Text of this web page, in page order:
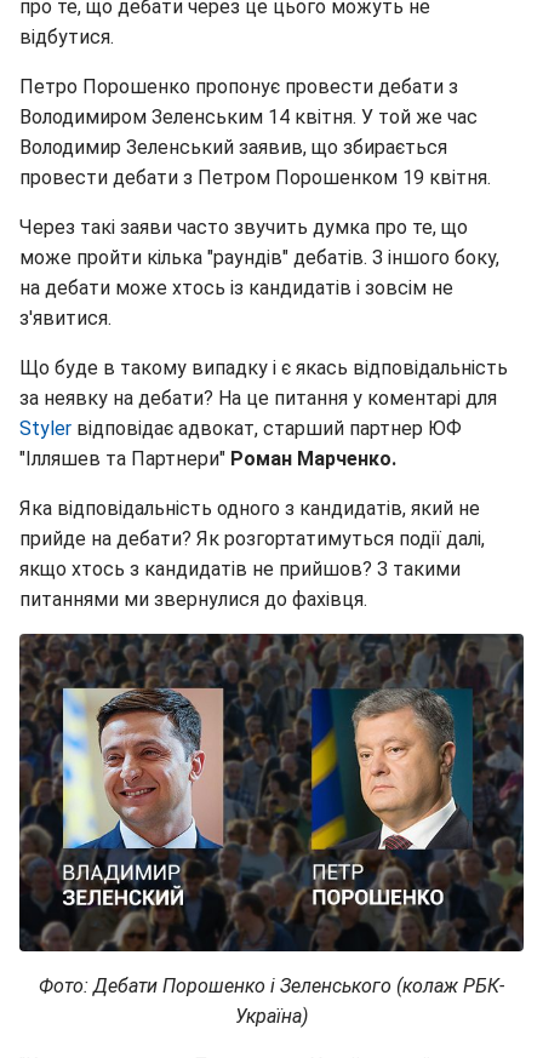
про те, що дебати через це цього можуть не
відбутися.
Петро Порошенко пропонує провести дебати з
Володимиром Зеленським 14 квітня. У той же час
Володимир Зеленський заявив, що збирається
провести дебати з Петром Порошенком 19 квітня.
Через такі заяви часто звучить думка про те, що
може пройти кілька "раундів" дебатів. З іншого боку,
на дебати може хтось із кандидатів і зовсім не
з'явитися.
Що буде в такому випадку і є якась відповідальність
за неявку на дебати? На це питання у коментарі для
Styler відповідає адвокат, старший партнер ЮФ
"Ілляшев та Партнери" Роман Марченко.
Яка відповідальність одного з кандидатів, який не
прийде на дебати? Як розгортатимуться події далі,
якщо хтось з кандидатів не прийшов? З такими
питаннями ми звернулися до фахівця.
Фото: Дебати Порошенко і Зеленського (колаж РБК-
Україна)